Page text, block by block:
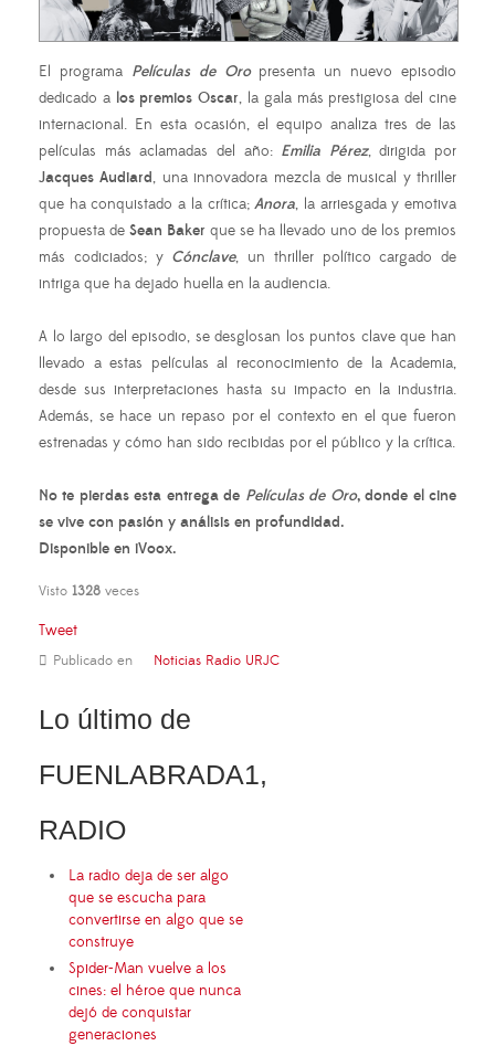
El programa Películas de Oropresenta un nuevo episodio
dedicado a los premios Oscar, la gala más prestigiosa del cine
internacional. En esta ocasión, el equipo analiza tres de las
películas más aclamadas del año: Emilia Pérez, dirigida por
Jacques Audiard, una innovadora mezcla de musical y thriller
que ha conquistado a la crítica;Anora, la arriesgada y emotiva
propuesta de Sean Baker que se ha llevado uno de los premios
más codiciados; y Cónclave, un thriller político cargado de
intriga que ha dejado huella en la audiencia.
A lo largo del episodio, se desglosan los puntos clave que han
llevado a estas películas al reconocimiento de la Academia,
desde sus interpretaciones hasta su impacto en la industria.
Además, se hace un repaso por el contexto en el que fueron
estrenadas y cómo han sido recibidas por el público y la crítica.
No te pierdas esta entrega de Películas de Oro, donde el cine
se vive con pasión y análisis en profundidad.
Disponible en iVoox.
Visto 1328 veces
Tweet
Publicado en Noticias Radio URJC
Lo último de
FUENLABRADA1,
RADIO
La radio deja de ser algo
que se escucha para
convertirse en algo que se
construye
Spider-Man vuelve a los
cines: el héroe que nunca
dejó de conquistar
generaciones